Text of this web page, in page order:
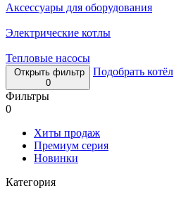
Аксессуары для оборудования
Электрические котлы
Тепловые насосы
Открыть фильтр
0
Подобрать котёл
Фильтры
0
Хиты продаж
Премиум серия
Новинки
Категория